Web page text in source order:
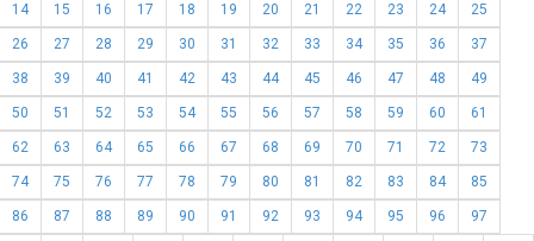
14 15 16 17 18 19 20 21 22 23 24 25
26 27 28 29 30 31 32 33 34 35 36 37
38 39 40 41 42 43 44 45 46 47 48 49
50 51 52 53 54 55 56 57 58 59 60 61
62 63 64 65 66 67 68 69 70 71 72 73
74 75 76 77 78 79 80 81 82 83 84 85
86 87 88 89 90 91 92 93 94 95 96 97